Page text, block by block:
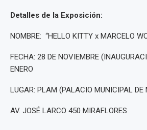
Detalles de la Exposición:
NOMBRE: “HELLO KITTY x MARCELO
FECHA: 28 DE NOVIEMBRE
ENERO
LUGAR: PLAM (PALACIO MUNICIPAL DE
AV. JOSÉ LARCO 450 MIRAFLORES